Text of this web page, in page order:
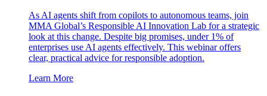
As AI agents shift from copilots to autonomous teams, join
MMA Global’s Responsible AI Innovation Lab for a strategic
look at this change. Despite big promises, under 1% of
enterprises use AI agents effectively. This webinar offers
clear, practical advice for responsible adoption.
Learn More